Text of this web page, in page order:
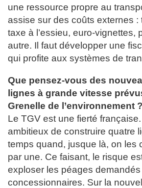
une ressource propre au
assise sur des coûts externes :
taxe à l’essieu, euro-vignettes,
autre. Il faut développer une
qui profite aux systèmes de
Que pensez-vous des
lignes à grande vitesse
Grenelle de l’environnement ?
Le TGV est une fierté française.
ambitieux de construire quatre
temps quand, jusque là, on les
par une. Ce faisant, le risque
exploser les péages
concessionnaires. Sur la